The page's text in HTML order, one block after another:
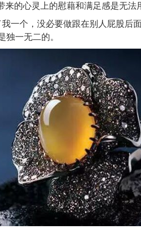
的心灵上的慰藉和满足感是无法
个，没必要做跟在别人屁股后
一无二的。